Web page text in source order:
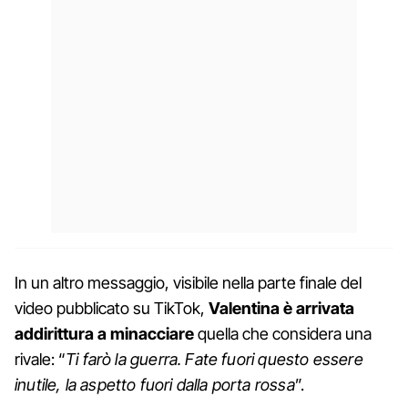
In un altro messaggio, visibile nella parte finale del
video pubblicato su TikTok, Valentina è arrivata
addirittura a minacciarequella che considera una
rivale: “Ti farò la guerra. Fate fuori questo essere
inutile, la aspetto fuori dalla porta rossa”.